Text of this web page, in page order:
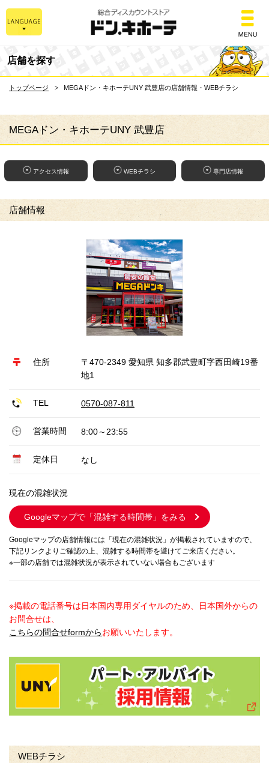
総合ディスカウント
店舗を探す
トップページ MEGAドン・キホーテUNY 武豊店の店舗情報・WEBチラシ
MEGAドン・キホーテUNY 武豊店
アクセス情報 WEBチラシ 専門店情報
店舗情報
住所
〒470-2349 愛知県 知多郡武豊町字西田崎19番
地1
TEL 0570-087-811
営業時間 8:00～23:55
定休日 なし
現在の混雑状況
Googleマップで 「混雑する時間帯」をみる
Googleマップの店舗情報には「現在の混雑状況」が掲載されていますので、
下記リンクよりご確認の上、混雑する時間帯を避けてご来店ください。
※一部の店舗では混雑状況が表示されていない場合もございます
※掲載の電話番号は日本国内専用ダイヤルのため、日本国外からの
お問合せは、
こちらの問合せformからお願いいたします。
WEBチラシ